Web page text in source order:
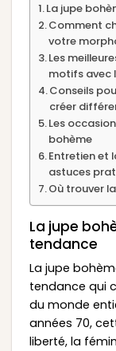
La jupe
Comment
votre
Les
motifs avec
Conseils
créer
Les
bohème
Entretien et
astuces
Où trouver
La jupe
tendance
La jupe
tendance qui
du monde
années 70,
liberté, la